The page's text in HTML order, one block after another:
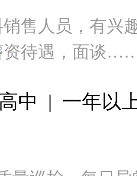
售人员，有兴
资待遇，面谈
中 | 一年以